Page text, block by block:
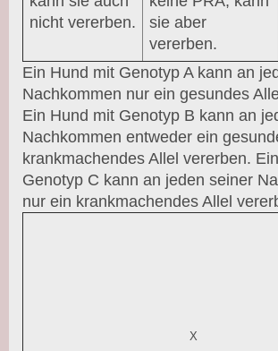
nicht vererben.
sie aber
vererben.
Ein Hund mit Genotyp A kann an
Nachkommen nur ein gesundes
Ein Hund mit Genotyp B kann an
Nachkommen entweder ein
krankmachendes Allel vererben.
Genotyp C kann an jeden seiner
nur ein krankmachendes Allel
X